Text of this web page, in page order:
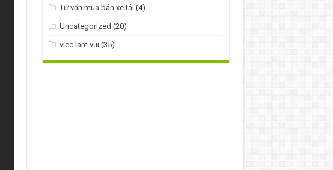
Tư vấn mua bán xe tải (4)
Uncategorized (20)
viec lam vui (35)